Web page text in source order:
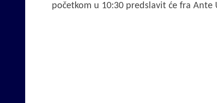
početkom u 10:30 predslavit će fra Ante